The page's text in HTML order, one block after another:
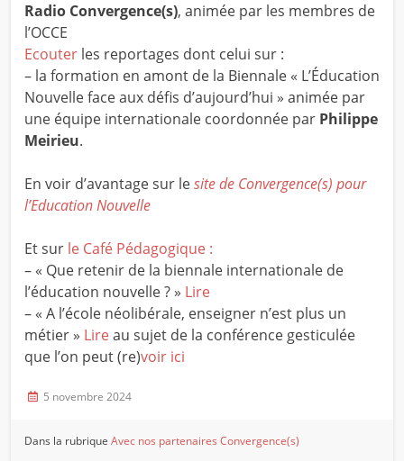
Radio Convergence(s), animée par les membres de
l’OCCE
Ecouterles reportages dont celui sur :
– la formation en amont de la Biennale « L’Éducation
Nouvelle face aux défis d’aujourd’hui » animée par
une équipe internationale coordonnée par Philippe
Meirieu.
En voir d’avantage sur lesite de Convergence(s) pour
l’Education Nouvelle
Et sur le Café Pédagogique :
– « Que retenir de la biennale internationale de
l’éducation nouvelle ? » Lire
– « A l’école néolibérale, enseigner n’est plus un
métier » Lireau sujet de la conférence gesticulée
que l’on peut (re)voir ici
5 novembre 2024
Dans la rubriqueAvec nos partenaires Convergence(s)